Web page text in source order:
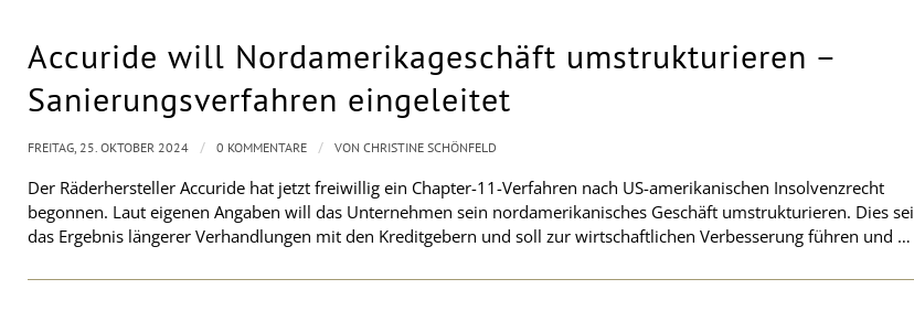
Accuride will Nordamerikageschäft umstrukturieren –
Sanierungsverfahren eingeleitet
Der Räderhersteller Accuride hat jetzt freiwillig ein Chapter-11-Verfahren nach US-amerikanischen Insolvenzrecht
begonnen. Laut eigenen Angaben will das Unternehmen sein nordamerikanisches Geschäft umstrukturieren. Dies sei
das Ergebnis längerer Verhandlungen mit den Kreditgebern und soll zur wirtschaftlichen Verbesserung führen und …
FREITAG, 25. OKTOBER 2024 / 0 KOMMENTARE / VON CHRISTINE SCHÖNFELD